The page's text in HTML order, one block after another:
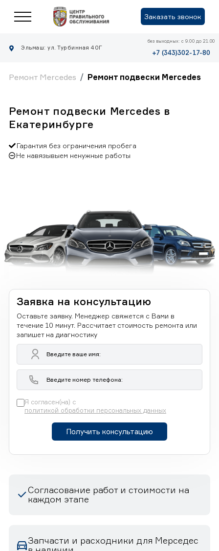
Заказать звонок
Эльмаш: ул. Турбинная 40Г
без выходных: с 9.00 до 21.00
+7 (343)302-17-80
Ремонт Mercedes Ремонт подвески Mercedes
Ремонт подвески Mercedes в
Екатеринбурге
Гарантия без ограничения пробега
Не навязывыем ненужные работы
Заявка на консультацию
Оставьте заявку. Менеджер свяжется с Вами в
течение 10 минут. Рассчитает стоимость ремонта или
запишет на диагностику
Я согласен(на) с
политикой обработки персональных данных
Получить консультацию
Согласование работ и стоимости на
каждом этапе
Запчасти и расходники для Мерседес